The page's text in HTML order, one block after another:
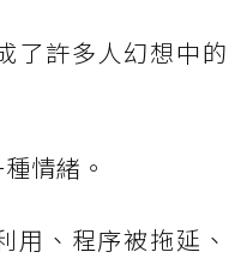
了許多人幻想中的
情緒。
用、程序被拖延、